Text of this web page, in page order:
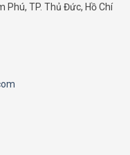
Phú, TP. Thủ Đức, Hồ Chí